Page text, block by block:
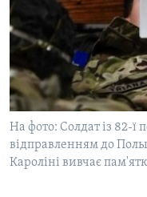
СУСПІЛЬСТВО
ЕКОНОМІКА
ІСТОРІЇ УСПІХУ
ТЕЛЕПРОГРАМИ
ЧАС-TIME
БРИФІНГ ГОЛОСУ
СТУДІЯ ВАШИНГТОН
ВІКНО В АМЕРИКУ
ENGLISH
Learning English
МИ В СОЦМЕРЕЖАХ
На фото: Солдат із 82-ї
відправленням до
Кароліні вивчає